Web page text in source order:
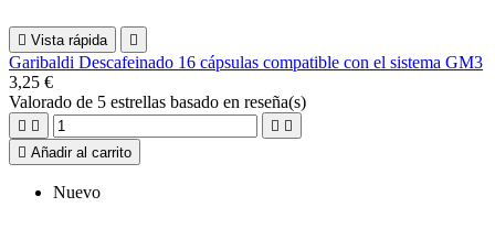
 Vista rápida 
Garibaldi Descafeinado 16 cápsulas compatible con el sistema GM3
3,25 €
Valorado de 5 estrellas basado en reseña(s)
   
 Añadir al carrito
Nuevo